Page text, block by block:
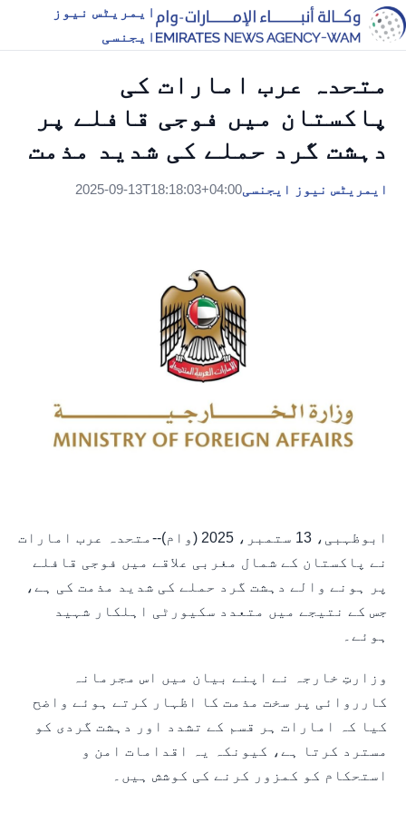
ایمریٹس نیوز
ایجنسی
متحدہ عرب امارات کی
پاکستان میں فوجی قافلے پر
دہشت گرد حملے کی شدید مذمت
ایمریٹس نیوز ایجنسی2025-09-13T18:18:03+04:00
ابوظہبی، 13 ستمبر، 2025 (وام)--متحدہ عرب امارات
نے پاکستان کے شمال مغربی علاقے میں فوجی قافلے
پر ہونے والے دہشت گرد حملے کی شدید مذمت کی ہے،
جس کے نتیجے میں متعدد سکیورٹی اہلکار شہید
ہوئے۔
وزارتِ خارجہ نے اپنے بیان میں اس مجرمانہ
کارروائی پر سخت مذمت کا اظہار کرتے ہوئے واضح
کیا کہ امارات ہر قسم کے تشدد اور دہشت گردی کو
مسترد کرتا ہے، کیونکہ یہ اقدامات امن و
استحکام کو کمزور کرنے کی کوشش ہیں۔